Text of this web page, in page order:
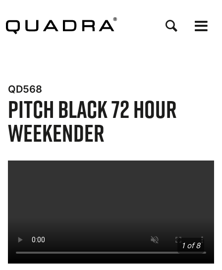
zum
Inhalt
QD568
Pitch Black 72 Hour
Weekender
1 of 8